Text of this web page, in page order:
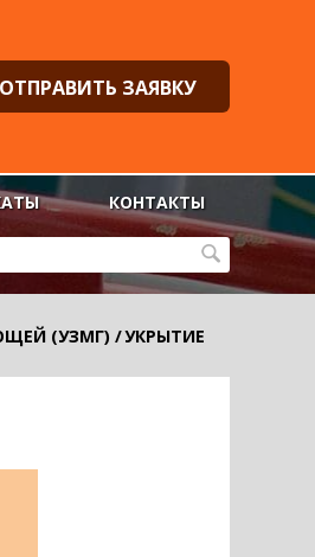
ОТПРАВИТЬ ЗАЯВКУ
КОНТАКТЫ
(УЗМГ) /УКРЫТИЕ